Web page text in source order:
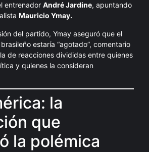
entrenador André Jardine, apuntando
Mauricio Ymay.
del partido, Ymay aseguró que el
estaría “agotado”, comentario
de reacciones divididas entre quienes
y quienes la consideran
la
que
la polémica